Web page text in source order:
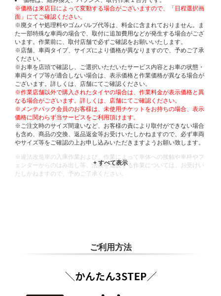
※価格は来店日によって変動する場合がございますので、「日程選択画
面」にてご確認ください。
※廃タイヤ処理料やゴムバルブ代等は、料金に含まれておりません。ま
た一部特殊な車両の場合で、取付に追加費用などが発生する場合がござ
います。作業前に、取付店舗で必ずご確認をお願いいたします。
※店舗、車両タイプ、サイズにより価格が異なりますので、予めご了承
ください。
※お車を店頭で確認し、ご選択いただいたサービス内容とお車の状態・
車両タイプ等が適合しない場合は、表示価格と作業価格が異なる場合が
ございます。詳しくは、店舗にてご確認ください。
※作業店舗以外で購入されたタイヤの場合は、作業料金が表示価格と異
なる場合がございます。詳しくは、店舗にてご確認ください。
※メンテパック会員のお客様は、未使用チケットをお持ちの場合、表示
価格に関わらず当サービスをご利用頂けます。
※ご注文時のサイズ間違いなど、お客様の責により取付ができない場合
も含め、商品の交換、返品返金等お受けいたしかねますので、必ず車両
やサイズ等をご確認の上お申し込みいただきますようお願い致します。
※違法改造車の入庫作業および、作業によって車体への接触や車枠やフ
ェンダーからのはみ出し等、法規を逸脱する作業については、お受けい
たしかねますので、予めご了承ください。
ご利用方法